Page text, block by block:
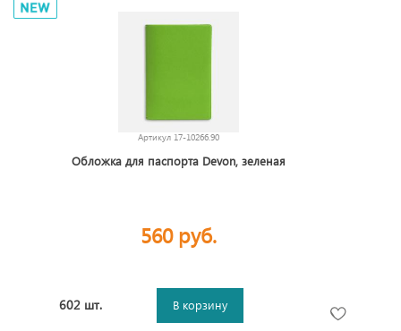
Артикул 17-10266.90
Обложка для паспорта Devon, зеленая
560 руб.
602 шт. В корзину